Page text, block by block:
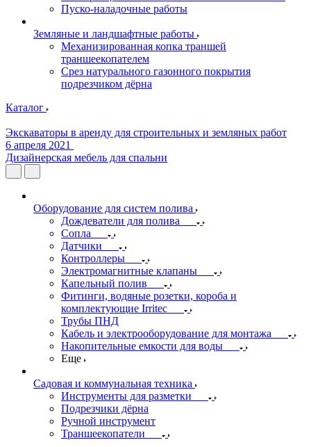
Пуско-наладочные работы
Земляные и ландшафтные работы
Механизированная копка траншей
траншеекопателем
Срез натурального газонного покрытия
подрезчиком дёрна
Каталог
Экскаваторы в аренду для строительных и земляных работ
6 апреля 2021
Дизайнерская мебель для спальни
Оборудование для систем полива
Дождеватели для полива
Сопла
Датчики
Контроллеры
Электромагнитные клапаны
Капельный полив
Фитинги, водяные розетки, короба и
комплектующие Irritec
Трубы ПНД
Кабель и электрооборудование для монтажа
Накопительные емкости для воды
Еще
Садовая и коммунальная техника
Инструменты для разметки
Подрезчики дёрна
Ручной инструмент
Траншеекопатели